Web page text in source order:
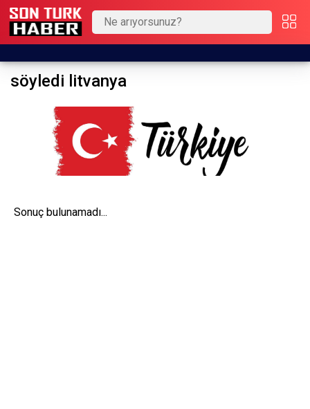
söyledi litvanya
Sonuç bulunamadı...